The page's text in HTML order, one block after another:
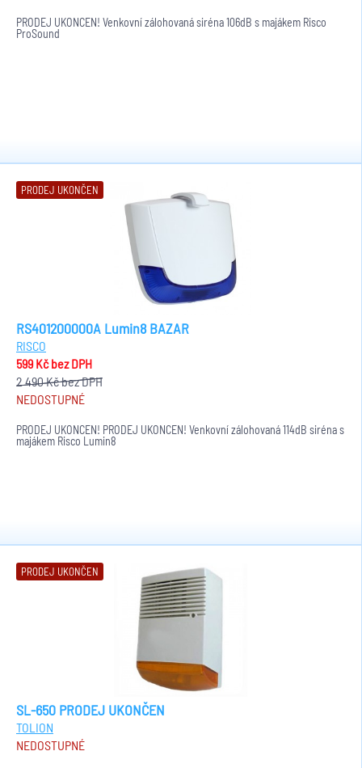
PRODEJ UKONČEN! Venkovní zálohovaná siréna 106dB s majákem Risco
ProSound
PRODEJ UKONČEN
RS401200000A Lumin8 BAZAR
RISCO
599 Kčbez DPH
2 490 Kčbez DPH
NEDOSTUPNÉ
PRODEJ UKONČEN! PRODEJ UKONČEN! Venkovní zálohovaná 114dB siréna s
majákem Risco Lumin8
PRODEJ UKONČEN
SL-650 PRODEJ UKONČEN
TOLION
NEDOSTUPNÉ